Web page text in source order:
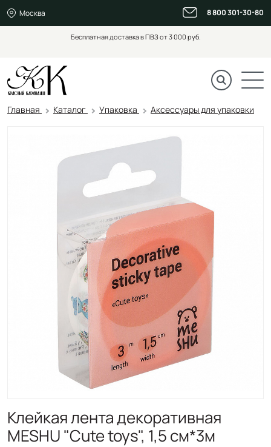
Москва 8 800 301-30-80
Бесплатная доставка в ПВЗ от 3 000 руб.
Главная Каталог Упаковка Аксессуары для упаковки
Клейкая лента декоративная
MESHU "Cute toys", 1,5 см*3м